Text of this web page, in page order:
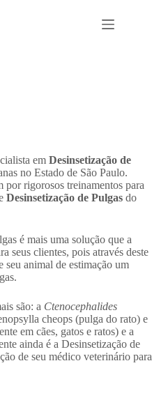
em Desinsetização de
no Estado de São Paulo.
por rigorosos treinamentos para
Desinsetização de Pulgas do
é mais uma solução que a
seus clientes, pois através deste
seu animal de estimação um
são: a Ctenocephalides
cheops (pulga do rato) e
em cães, gatos e ratos) e a
ainda é a Desinsetização de
de seu médico veterinário para